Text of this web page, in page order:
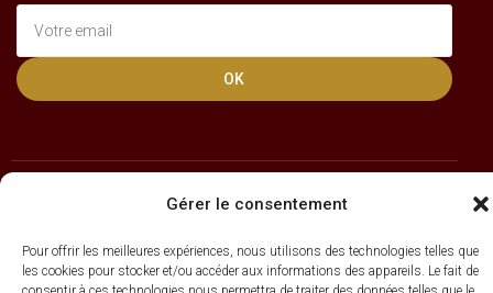
Gérer le consentement
Pour offrir les meilleures expériences, nous utilisons des technologies telles que
les cookies pour stocker et/ou accéder aux informations des appareils. Le fait de
OK
© 2026 Château de la Noblesse •Mentions légales• Conditions générales